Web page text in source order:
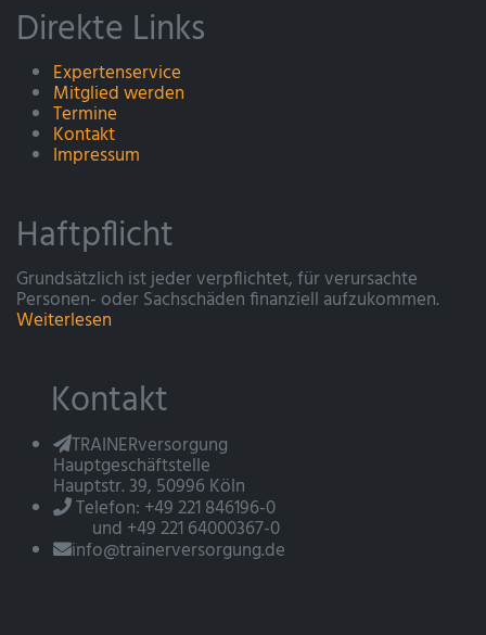
Direkte Links
Expertenservice
Mitglied werden
Termine
Kontakt
Impressum
Haftpflicht
Grundsätzlich ist jeder verpflichtet, für verursachte
Personen- oder Sachschäden finanziell aufzukommen.
Weiterlesen
Kontakt
TRAINERversorgung
Hauptgeschäftstelle
Hauptstr. 39, 50996 Köln
Telefon: +49 221 846196-0
und +49 221 64000367-0
info@trainerversorgung.de